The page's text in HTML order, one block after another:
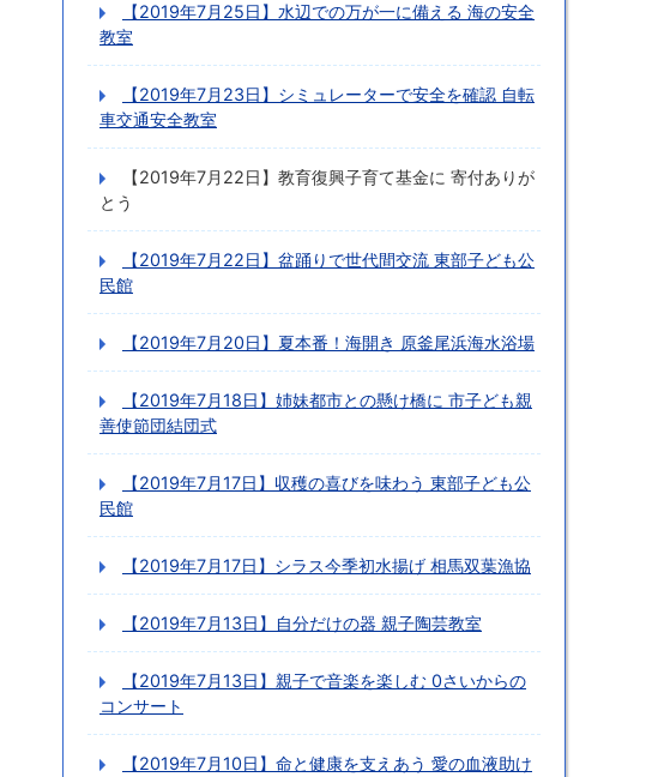
【2019年7月25日】水辺での万が一に備える 海の安全
教室
【2019年7月23日】シミュレーターで安全を確認 自転
車交通安全教室
【2019年7月22日】教育復興子育て基金に 寄付ありが
とう
【2019年7月22日】盆踊りで世代間交流 東部子ども公
民館
【2019年7月20日】夏本番！海開き 原釜尾浜海水浴場
【2019年7月18日】姉妹都市との懸け橋に 市子ども親
善使節団結団式
【2019年7月17日】収穫の喜びを味わう 東部子ども公
民館
【2019年7月17日】シラス今季初水揚げ 相馬双葉漁協
【2019年7月13日】自分だけの器 親子陶芸教室
【2019年7月13日】親子で音楽を楽しむ 0さいからの
コンサート
【2019年7月10日】命と健康を支えあう 愛の血液助け